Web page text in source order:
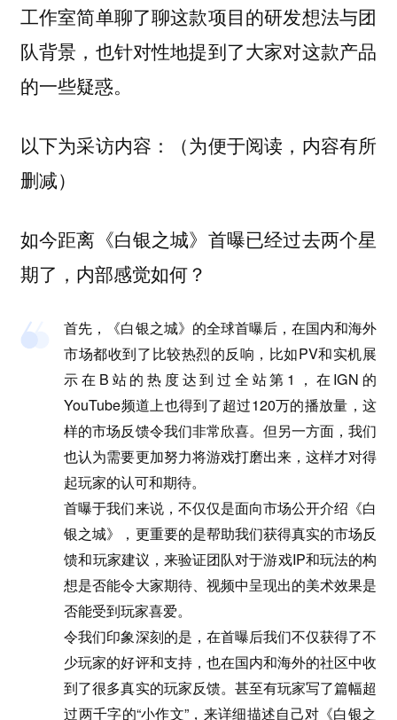
工作室简单聊了聊这款项目的研发想法与团
队背景，也针对性地提到了大家对这款产品
的一些疑惑。
以下为采访内容：（为便于阅读，内容有所
删减）
如今距离《白银之城》首曝已经过去两个星
期了，内部感觉如何？
首先，《白银之城》的全球首曝后，在国内和海外
市场都收到了比较热烈的反响，比如PV和实机展
示在B站的热度达到过全站第1，在IGN的
YouTube频道上也得到了超过120万的播放量，这
样的市场反馈令我们非常欣喜。但另一方面，我们
也认为需要更加努力将游戏打磨出来，这样才对得
起玩家的认可和期待。
首曝于我们来说，不仅仅是面向市场公开介绍《白
银之城》，更重要的是帮助我们获得真实的市场反
馈和玩家建议，来验证团队对于游戏IP和玩法的构
想是否能令大家期待、视频中呈现出的美术效果是
否能受到玩家喜爱。
令我们印象深刻的是，在首曝后我们不仅获得了不
少玩家的好评和支持，也在国内和海外的社区中收
到了很多真实的玩家反馈。甚至有玩家写了篇幅超
过两千字的“小作文”，来详细描述自己对《白银之